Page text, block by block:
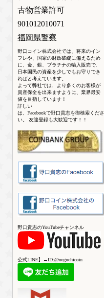
古物営業許可
901012010071
福岡県警察
野口コイン株式会社では、将来のイン
フレや、国家の財政破綻に備えるため
に、金、銀、プラチナの輸入販売で、
日本国民の資産を少しでもお守りでき
ればと考えています。
よって弊社では、より多くのお客様が
資産保全を出来ますように、業界最安
値を目指しています！
詳しい
は、Facebookで野口貴志を御検索くださ
い。 友達登録も大歓迎です！！
野口貴志のYouTubeチャンネル
公式LINE】→ID:@noguchicoin